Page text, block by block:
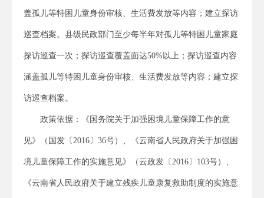
盖孤儿等特困儿童身份审核、生活费发放等内容；建立探访
巡查档案。县级民政部门至少每半年对孤儿等特困儿童家庭
探访巡查一次；探访巡查覆盖面达50%以上；探访巡查内容
涵盖孤儿等特困儿童身份审核、生活费发放等内容；建立探
访巡查档案。
政策依据：《国务院关于加强困境儿童保障工作的意
见》（国发〔2016〕36号）、《云南省人民政府关于加强困
境儿童保障工作的实施意见》（云政发〔2016〕103号）、
《云南省人民政府关于建立残疾儿童康复救助制度的实施意